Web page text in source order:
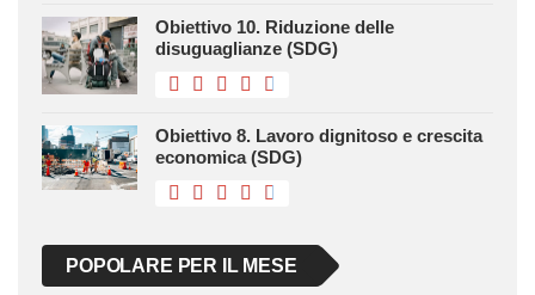
Obiettivo 10. Riduzione delle
disuguaglianze (SDG)
Obiettivo 8. Lavoro dignitoso e crescita
economica (SDG)
POPOLARE PER IL MESE